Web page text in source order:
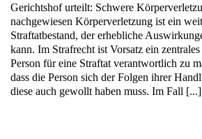
Gerichtshof urteilt: Schwere
nachgewiesen Körperverletzung ist ein
Straftatbestand, der erhebliche
kann. Im Strafrecht ist Vorsatz ein
Person für eine Straftat verantwortlich zu
dass die Person sich der Folgen ihrer
diese auch gewollt haben muss. Im Fall [...]